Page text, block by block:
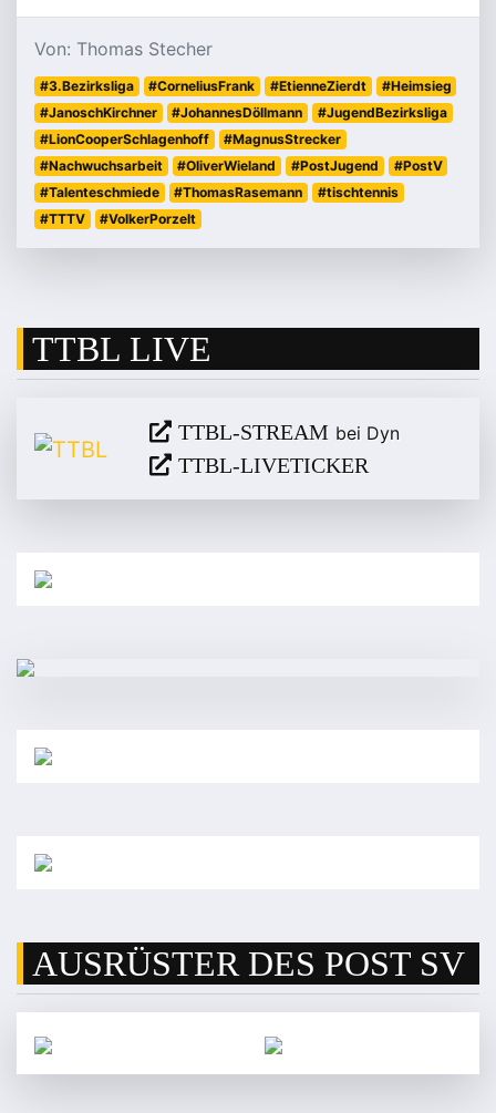
Von: Thomas Stecher
#3.Bezirksliga #CorneliusFrank #EtienneZierdt
#Heimsieg
#JanoschKirchner
#JohannesDöllmann
#JugendBezirksliga
#LionCooperSchlagenhoff
#MagnusStrecker
#Nachwuchsarbeit
#OliverWieland #PostJugend
#PostV
#Talenteschmiede
#ThomasRasemann
#tischtennis
#TTTV
#VolkerPorzelt
TTBL LIVE
TTBL-STREAM bei Dyn
TTBL-LIVETICKER
AUSRÜSTER DES POST SV